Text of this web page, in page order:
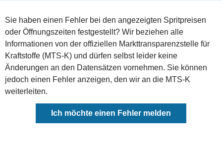
Sie haben einen Fehler bei den angezeigten Spritpreisen
oder Öffnungszeiten festgestellt? Wir beziehen alle
Informationen von der offiziellen Markttransparenzstelle für
Kraftstoffe (MTS-K) und dürfen selbst leider keine
Änderungen an den Datensätzen vornehmen. Sie können
jedoch einen Fehler anzeigen, den wir an die MTS-K
weiterleiten.
Ich möchte einen Fehler melden